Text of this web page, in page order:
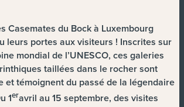
Casemates du Bock à Luxembourg
leurs portes aux visiteurs ! Inscrites sur
mondial de l’UNESCO, ces galeries
taillées dans le rocher sont
et témoignent du passé de la légendaire
1eravril au 15 septembre, des visites